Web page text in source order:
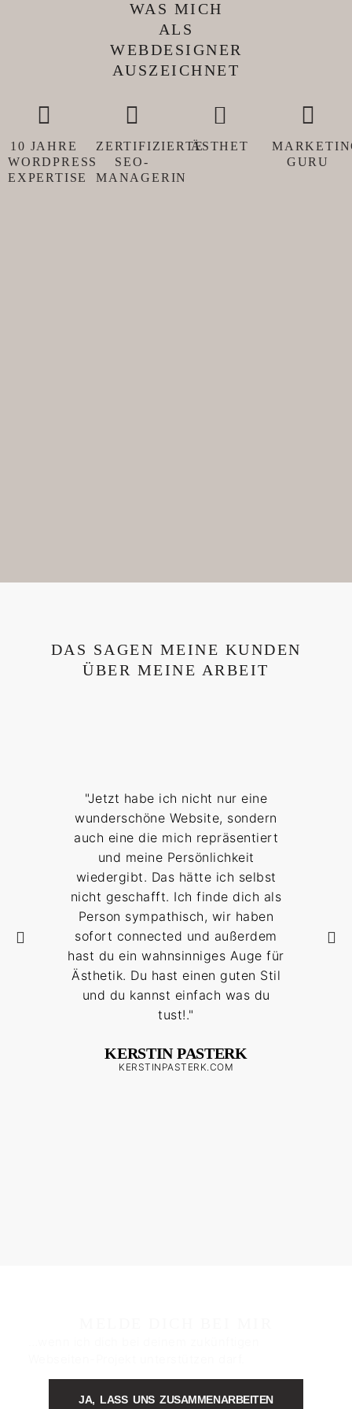
WAS MICH
ALS
WEBDESIGNER
AUSZEICHNET
10 JAHRE
WORDPRESS
EXPERTISE
ZERTIFIZIERTE
SEO-
MANAGERIN
ÄSTHET
GURU
DAS SAGEN MEINE KUNDEN
ÜBER MEINE ARBEIT
"Jetzt habe ich nicht nur eine
wunderschöne Website, sondern
auch eine die mich repräsentiert
und meine Persönlichkeit
wiedergibt. Das hätte ich selbst
nicht geschafft. Ich finde dich als
Person sympathisch, wir haben
sofort connected und außerdem
hast du ein wahnsinniges Auge für
Ästhetik. Du hast einen guten Stil
und du kannst einfach was du
tust!."
KERSTIN PASTERK
KERSTINPASTERK.COM
JA, LASS UNS ZUSAMMENARBEITEN